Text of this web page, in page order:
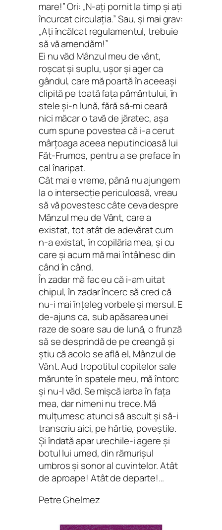
mare!” Ori: „N-aţi pornit la timp şi aţi
încurcat circulaţia.” Sau, şi mai grav:
„Aţi încălcat regulamentul, trebuie
să vă amendăm!”
Ei nu văd Mânzul meu de vânt,
roşcat şi suplu, uşor şi ager ca
gândul, care mă poartă în aceeaşi
clipită pe toată faţa pământului, în
stele şi-n lună, fără să-mi ceară
nici măcar o tavă de jăratec, aşa
cum spune povestea că i-a cerut
mârţoaga aceea neputincioasă lui
Făt-Frumos, pentru a se preface în
cal înaripat.
Cât mai e vreme, până nu ajungem
la o intersecţie periculoasă, vreau
să vă povestesc câte ceva despre
Mânzul meu de Vânt, care a
existat, tot atât de adevărat cum
n-a existat, în copilăria mea, şi cu
care şi acum mă mai întâlnesc din
când în când.
În zadar mă fac eu că i-am uitat
chipul, în zadar încerc să cred că
nu-i mai înţeleg vorbele şi mersul. E
de-ajuns ca, sub apăsarea unei
raze de soare sau de lună, o frunză
să se desprindă de pe creangă şi
ştiu că acolo se află el, Mânzul de
Vânt. Aud tropotitul copitelor sale
mărunte în spatele meu, mă întorc
şi nu-l văd. Se mişcă iarba în faţa
mea, dar nimeni nu trece. Mă
mulţumesc atunci să ascult şi să-i
transcriu aici, pe hârtie, poveştile.
Şi îndată apar urechile-i agere şi
botul lui umed, din rămurişul
umbros şi sonor al cuvintelor. Atât
de aproape! Atât de departe!…
Petre Ghelmez